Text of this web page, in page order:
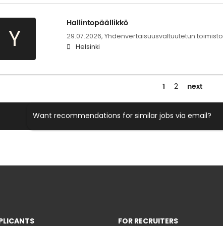
Y
Hallintopäällikkö
29.07.2026, Yhdenvertaisuusvaltuutetun toimisto
Helsinki
1 2 next
Want recommendations for similar jobs via email?
FOR RECRUITERS